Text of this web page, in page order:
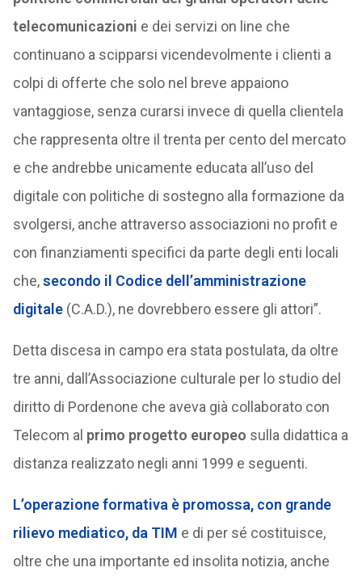
telecomunicazioni e dei servizi on line che
continuano a scipparsi vicendevolmente i clienti a
colpi di offerte che solo nel breve appaiono
vantaggiose, senza curarsi invece di quella clientela
che rappresenta oltre il trenta per cento del mercato
e che andrebbe unicamente educata all’uso del
digitale con politiche di sostegno alla formazione da
svolgersi, anche attraverso associazioni no profit e
con finanziamenti specifici da parte degli enti locali
che,secondo il Codice dell’amministrazione
digitale (C.A.D.), ne dovrebbero essere gli attori”.
Detta discesa in campo era stata postulata, da oltre
tre anni, dall’Associazione culturale per lo studio del
diritto di Pordenone che aveva già collaborato con
Telecom al primo progetto europeo sulla didattica a
distanza realizzato negli anni 1999 e seguenti.
L’operazione formativa è promossa, con grande
rilievo mediatico, da TIM e di per sé costituisce,
oltre che una importante ed insolita notizia, anche